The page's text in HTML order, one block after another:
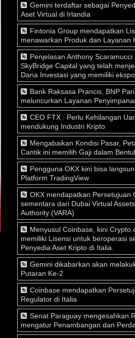
Gemini terdaftar sebagai
Aset Virtual di Irlandia
Fintonia Group mendapatkan
menawarkan Produk dan Layanan
Penjelasan Anthony Scaramucci
SkyBridge Capital yang telah
Dana Investasi yang memiliki
Bank Raksasa Prancis, BNP
meluncurkan Layanan
CEO FTX : Perlu Kehilangan
mendukung Industri Kripto
Mengabaikan Kondisi Pasar,
Cantik ini memilih Gaji dalam
Pengguna OKX kini bisa
Platform TradingView
OKX mendapatkan Persetujuan
sementara dari Dubai Virtual
Authority (VARA)
Menyusul Coinbase, kini
memiliki Lisensi untuk beroperasi
Penyedia Aset Kripto di Italia.
Gemini dikabarkan akan
Putaran Ke-2
Coinbase mendapatkan
Regulator di Italia
Senat Paraguay mengesahkan
mengatur Penambangan dan